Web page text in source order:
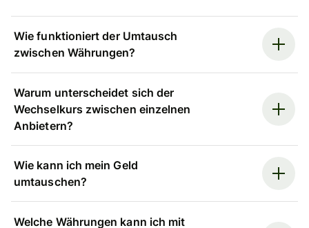
Wie funktioniert der Umtausch
zwischen Währungen?
Warum unterscheidet sich der
Wechselkurs zwischen einzelnen
Anbietern?
Wie kann ich mein Geld
umtauschen?
Welche Währungen kann ich mit